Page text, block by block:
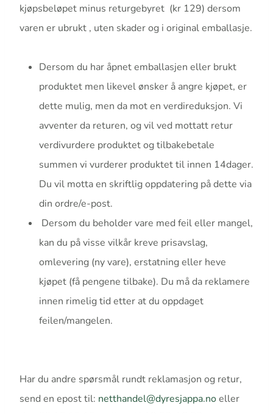
kjøpsbeløpet minus returgebyret (kr 129) dersom
varen er ubrukt , uten skader og i original emballasje.
Dersom du har åpnet emballasjen eller brukt
produktet men likevel ønsker å angre kjøpet, er
dette mulig, men da mot en verdireduksjon. Vi
avventer da returen, og vil ved mottatt retur
verdivurdere produktet og tilbakebetale
summen vi vurderer produktet til innen 14dager.
Du vil motta en skriftlig oppdatering på dette via
din ordre/e-post.
Dersom du beholder vare med feil eller mangel,
kan du på visse vilkår kreve prisavslag,
omlevering (ny vare), erstatning eller heve
kjøpet (få pengene tilbake). Du må da reklamere
innen rimelig tid etter at du oppdaget
feilen/mangelen.
Har du andre spørsmål rundt reklamasjon og retur,
send en epost til: netthandel@dyresjappa.noeller